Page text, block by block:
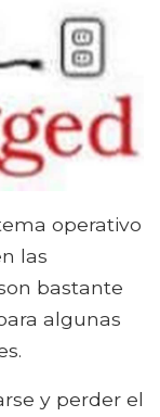
operativo
las
bastante
algunas
y perder el